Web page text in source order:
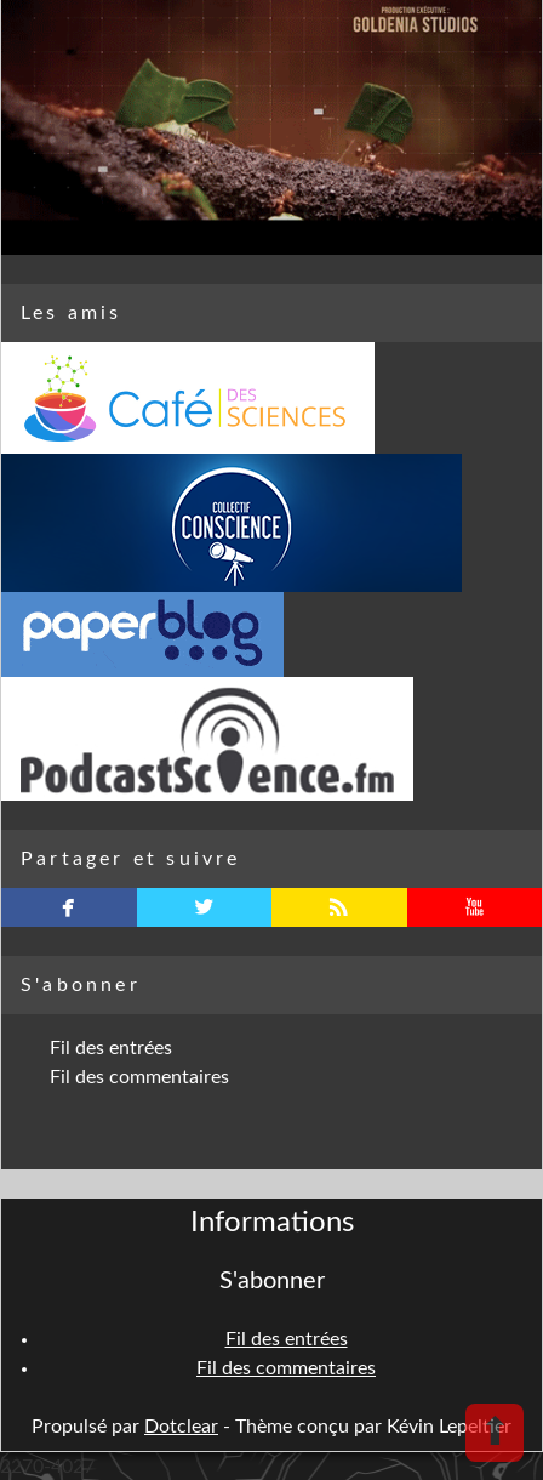
Les amis
Partager et suivre
facebook twitterbird rss youtube
S'abonner
Fil des entrées
Fil des commentaires
⬆
Informations
S'abonner
Fil des entrées
Fil des commentaires
Propulsé par Dotclear - Thème conçu par Kévin Lepeltier
2270-4027